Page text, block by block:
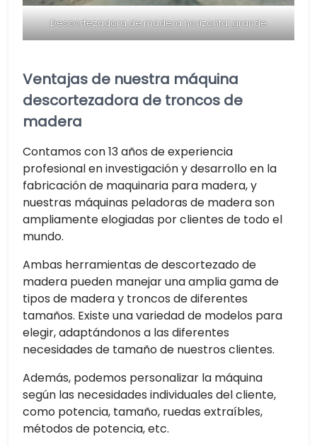
Descortezadora de madera horizontal grande
Ventajas de nuestra máquina
descortezadora de troncos de
madera
Contamos con 13 años de experiencia
profesional en investigación y desarrollo en la
fabricación de maquinaria para madera, y
nuestras máquinas peladoras de madera son
ampliamente elogiadas por clientes de todo el
mundo.
Ambas herramientas de descortezado de
madera pueden manejar una amplia gama de
tipos de madera y troncos de diferentes
tamaños. Existe una variedad de modelos para
elegir, adaptándonos a las diferentes
necesidades de tamaño de nuestros clientes.
Además, podemos personalizar la máquina
según las necesidades individuales del cliente,
como potencia, tamaño, ruedas extraíbles,
métodos de potencia, etc.